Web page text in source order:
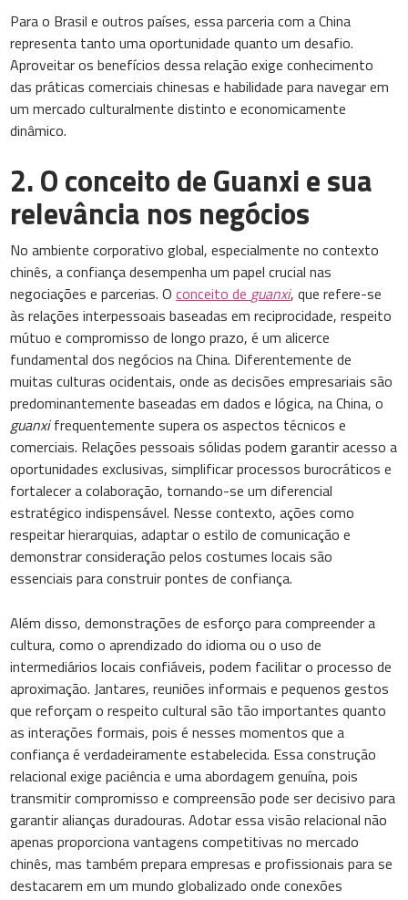
Para o Brasil e outros países, essa parceria com a China
representa tanto uma oportunidade quanto um desafio.
Aproveitar os benefícios dessa relação exige conhecimento
das práticas comerciais chinesas e habilidade para navegar em
um mercado culturalmente distinto e economicamente
dinâmico.
2. O conceito de Guanxi e sua
relevância nos negócios
No ambiente corporativo global, especialmente no contexto
chinês, a confiança desempenha um papel crucial nas
negociações e parcerias. Oconceito deguanxi, que refere-se
às relações interpessoais baseadas em reciprocidade, respeito
mútuo e compromisso de longo prazo, é um alicerce
fundamental dos negócios na China. Diferentemente de
muitas culturas ocidentais, onde as decisões empresariais são
predominantemente baseadas em dados e lógica, na China, o
guanxifrequentemente supera os aspectos técnicos e
comerciais. Relações pessoais sólidas podem garantir acesso a
oportunidades exclusivas, simplificar processos burocráticos e
fortalecer a colaboração, tornando-se um diferencial
estratégico indispensável. Nesse contexto, ações como
respeitar hierarquias, adaptar o estilo de comunicação e
demonstrar consideração pelos costumes locais são
essenciais para construir pontes de confiança.
Além disso, demonstrações de esforço para compreender a
cultura, como o aprendizado do idioma ou o uso de
intermediários locais confiáveis, podem facilitar o processo de
aproximação. Jantares, reuniões informais e pequenos gestos
que reforçam o respeito cultural são tão importantes quanto
as interações formais, pois é nesses momentos que a
confiança é verdadeiramente estabelecida. Essa construção
relacional exige paciência e uma abordagem genuína, pois
transmitir compromisso e compreensão pode ser decisivo para
garantir alianças duradouras. Adotar essa visão relacional não
apenas proporciona vantagens competitivas no mercado
chinês, mas também prepara empresas e profissionais para se
destacarem em um mundo globalizado onde conexões